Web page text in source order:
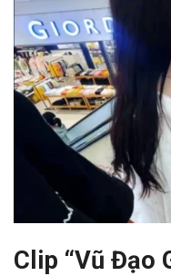
Clip “Vũ Đạo